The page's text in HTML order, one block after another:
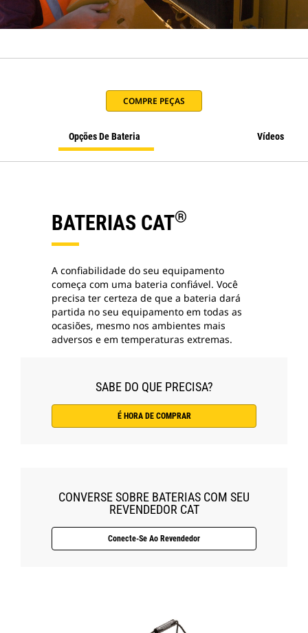
COMPRE PEÇAS
Opções De Bateria Vídeos
BATERIAS CAT®
A confiabilidade do seu equipamento
começa com uma bateria confiável. Você
precisa ter certeza de que a bateria dará
partida no seu equipamento em todas as
ocasiões, mesmo nos ambientes mais
adversos e em temperaturas extremas.
SABE DO QUE PRECISA?
É HORA DE COMPRAR
CONVERSE SOBRE BATERIAS COM SEU
REVENDEDOR CAT
Conecte-Se Ao Revendedor